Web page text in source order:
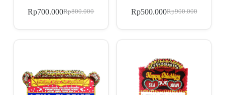
Rp800.000
Rp700.000 Rp900.000
Rp500.000